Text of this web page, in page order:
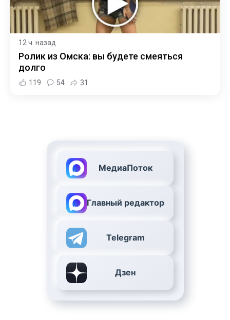
12 ч. назад
Ролик из Омска: вы будете смеяться
долго
119 54 31
МедиаПоток
Главный редактор
Telegram
Дзен